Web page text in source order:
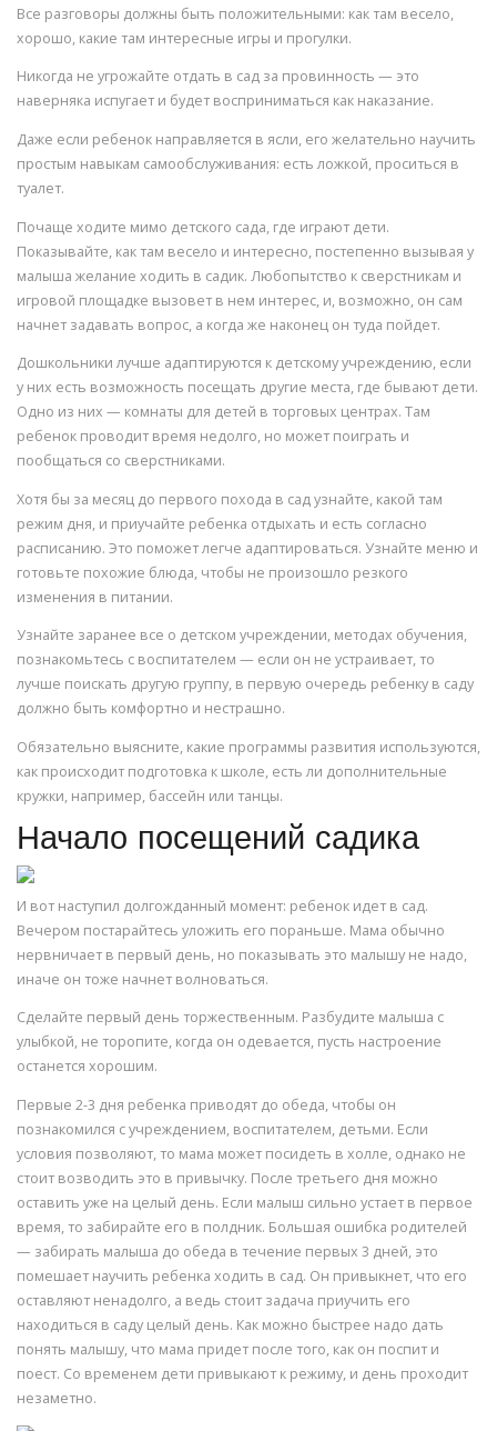
Все разговоры должны быть положительными: как там весело,
хорошо, какие там интересные игры и прогулки.
Никогда не угрожайте отдать в сад за провинность — это
наверняка испугает и будет восприниматься как наказание.
Даже если ребенок направляется в ясли, его желательно научить
простым навыкам самообслуживания: есть ложкой, проситься в
туалет.
Почаще ходите мимо детского сада, где играют дети.
Показывайте, как там весело и интересно, постепенно вызывая у
малыша желание ходить в садик. Любопытство к сверстникам и
игровой площадке вызовет в нем интерес, и, возможно, он сам
начнет задавать вопрос, а когда же наконец он туда пойдет.
Дошкольники лучше адаптируются к детскому учреждению, если
у них есть возможность посещать другие места, где бывают дети.
Одно из них — комнаты для детей в торговых центрах. Там
ребенок проводит время недолго, но может поиграть и
пообщаться со сверстниками.
Хотя бы за месяц до первого похода в сад узнайте, какой там
режим дня, и приучайте ребенка отдыхать и есть согласно
расписанию. Это поможет легче адаптироваться. Узнайте меню и
готовьте похожие блюда, чтобы не произошло резкого
изменения в питании.
Узнайте заранее все о детском учреждении, методах обучения,
познакомьтесь с воспитателем — если он не устраивает, то
лучше поискать другую группу, в первую очередь ребенку в саду
должно быть комфортно и нестрашно.
Обязательно выясните, какие программы развития используются,
как происходит подготовка к школе, есть ли дополнительные
кружки, например, бассейн или танцы.
Начало посещений садика
И вот наступил долгожданный момент: ребенок идет в сад.
Вечером постарайтесь уложить его пораньше. Мама обычно
нервничает в первый день, но показывать это малышу не надо,
иначе он тоже начнет волноваться.
Сделайте первый день торжественным. Разбудите малыша с
улыбкой, не торопите, когда он одевается, пусть настроение
останется хорошим.
Первые 2-3 дня ребенка приводят до обеда, чтобы он
познакомился с учреждением, воспитателем, детьми. Если
условия позволяют, то мама может посидеть в холле, однако не
стоит возводить это в привычку. После третьего дня можно
оставить уже на целый день. Если малыш сильно устает в первое
время, то забирайте его в полдник. Большая ошибка родителей
— забирать малыша до обеда в течение первых 3 дней, это
помешает научить ребенка ходить в сад. Он привыкнет, что его
оставляют ненадолго, а ведь стоит задача приучить его
находиться в саду целый день. Как можно быстрее надо дать
понять малышу, что мама придет после того, как он поспит и
поест. Со временем дети привыкают к режиму, и день проходит
незаметно.